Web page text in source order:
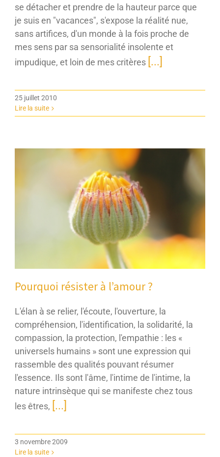
se détacher et prendre de la hauteur parce que
je suis en "vacances", s'expose la réalité nue,
sans artifices, d'un monde à la fois proche de
mes sens par sa sensorialité insolente et
impudique, et loin de mes critères [...]
25 juillet 2010
Lire la suite
Pourquoi résister à l’amour ?
L'élan à se relier, l'écoute, l'ouverture, la
compréhension, l'identification, la solidarité, la
compassion, la protection, l'empathie : les «
universels humains » sont une expression qui
rassemble des qualités pouvant résumer
l'essence. Ils sont l'âme, l'intime de l'intime, la
nature intrinsèque qui se manifeste chez tous
les êtres, [...]
3 novembre 2009
Lire la suite